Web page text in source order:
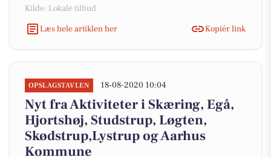
Kilde: Lokale tilbud
Læs hele artiklen her
Kopiér link
OPSLAGSTAVLEN 18-08-2020 10:04
Nyt fra Aktiviteter i Skæring, Egå,
Hjortshøj, Studstrup, Løgten,
Skødstrup,Lystrup og Aarhus
Kommune